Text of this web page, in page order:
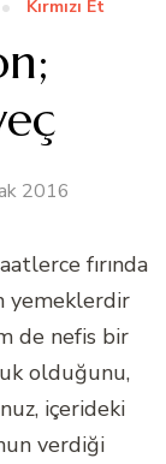
Kırmızı Et
2016
fırında
yemeklerdir
de nefis bir
olduğunu,
içerideki
verdiği